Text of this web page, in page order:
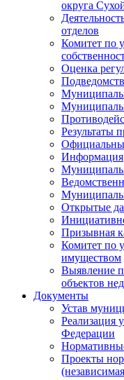
округа
отделов
Комитет по
Оценка
Результаты
Информация
Открытые
Призывная
Комитет по
имуществом
Выявление
объектов
Документы
Устав
Реализация
Федерации
Проекты